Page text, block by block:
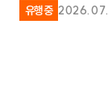
유행중